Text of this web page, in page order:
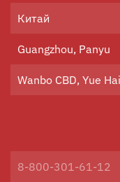
Китай
Guangzhou, Panyu
Wanbo CBD, Yue
8-800-301-61-12